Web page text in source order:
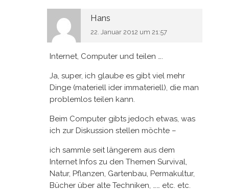
Hans
22. Januar 2012 um 21:57
Internet, Computer und teilen ….
Ja, super, ich glaube es gibt viel mehr
Dinge (materiell ider immateriell), die man
problemlos teilen kann.
Beim Computer gibts jedoch etwas, was
ich zur Diskussion stellen möchte –
ich sammle seit längerem aus dem
Internet Infos zu den Themen Survival,
Natur, Pflanzen, Gartenbau, Permakultur,
Bücher über alte Techniken, …… etc. etc.